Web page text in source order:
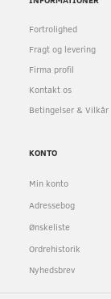
Fortrolighed
Fragt og levering
Firma profil
Kontakt os
Betingelser & Vilkår
KONTO
Min konto
Adressebog
Ønskeliste
Ordrehistorik
Nyhedsbrev